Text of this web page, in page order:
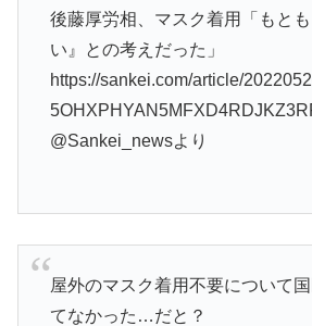
後藤厚労相、マスク着用「もと
い』との考えだった」
https://sankei.com/article/
@Sankei_newsより
屋外のマスク着用不要について
てなかった…だと？